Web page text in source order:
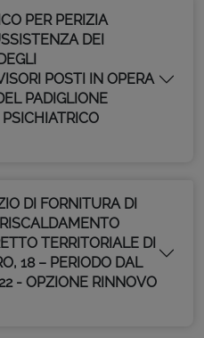
PER PERIZIA
DEI
POSTI IN OPERA
PADIGLIONE
DI FORNITURA DI
TERRITORIALE DI
18 – PERIODO DAL
- OPZIONE RINNOVO